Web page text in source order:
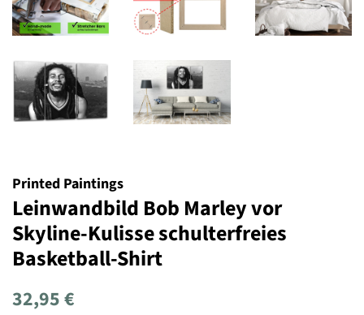
Printed Paintings
Leinwandbild Bob Marley vor
Skyline-Kulisse schulterfreies
Basketball-Shirt
Normaler
32,95 €